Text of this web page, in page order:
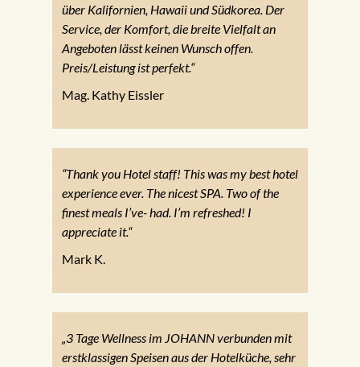
über Kalifornien, Hawaii und Südkorea. Der
Service, der Komfort, die breite Vielfalt an
Angeboten lässt keinen Wunsch offen.
Preis/Leistung ist perfekt.“
Mag. Kathy Eissler
“Thank you Hotel staff! This was my best hotel
experience ever. The nicest SPA. Two of the
finest meals I’ve- had. I’m refreshed! I
appreciate it.“
Mark K.
„3 Tage Wellness im JOHANN verbunden mit
erstklassigen Speisen aus der Hotelküche, sehr